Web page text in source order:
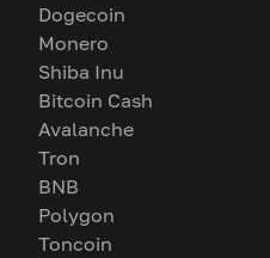
Dogecoin
Monero
Shiba Inu
Bitcoin Cash
Avalanche
Tron
BNB
Polygon
Toncoin